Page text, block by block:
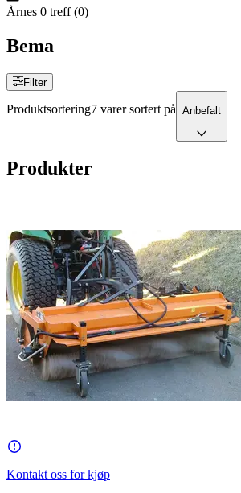
Årnes 0 treff (0)
Bema
Filter
Produktsortering7 varer sortert på Anbefalt
Produkter
Kontakt oss for kjøp